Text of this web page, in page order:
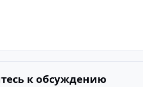
к обсуждению